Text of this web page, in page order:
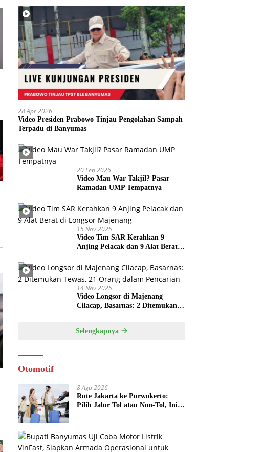
28 Apr 2026
Video Presiden Prabowo Tinjau Pengolahan Sampah
Terpadu di Banyumas
20 Feb 2026
Video Mau War Takjil? Pasar
Ramadan UMP Tempatnya
15 Nov 2025
Video Tim SAR Kerahkan 9
Anjing Pelacak dan 9 Alat Berat
14 Nov 2025
Video Longsor di Majenang
Cilacap, Basarnas: 2 Ditemukan
Selengkapnya
Otomotif
8 Agu 2026
Rute Jakarta ke Purwokerto:
Pilih Jalur Tol atau Non-Tol, Ini